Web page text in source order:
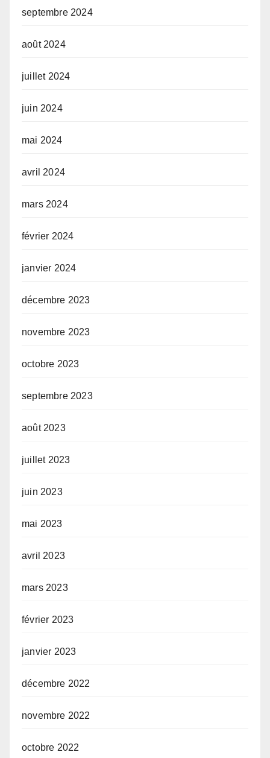
septembre 2024
août 2024
juillet 2024
juin 2024
mai 2024
avril 2024
mars 2024
février 2024
janvier 2024
décembre 2023
novembre 2023
octobre 2023
septembre 2023
août 2023
juillet 2023
juin 2023
mai 2023
avril 2023
mars 2023
février 2023
janvier 2023
décembre 2022
novembre 2022
octobre 2022